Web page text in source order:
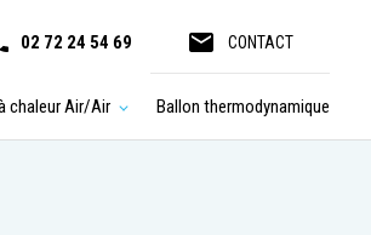
02 72 24 54 69 email CONTACT
chaleur Air/Air Ballon thermodynamique